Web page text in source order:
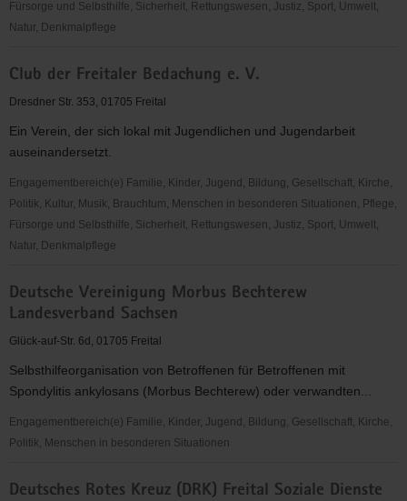
Fürsorge und Selbsthilfe, Sicherheit, Rettungswesen, Justiz, Sport, Umwelt,
Natur, Denkmalpflege
Förderverein
Plauenscher
e.
V.
Club der Freitaler Bedachung e. V.
Dresdner Str. 353, 01705 Freital
Ein Verein, der sich lokal mit Jugendlichen und Jugendarbeit
auseinandersetzt.
Engagementbereich(e) Familie, Kinder, Jugend, Bildung, Gesellschaft, Kirche,
Politik, Kultur, Musik, Brauchtum, Menschen in besonderen Situationen, Pflege,
Fürsorge und Selbsthilfe, Sicherheit, Rettungswesen, Justiz, Sport, Umwelt,
Natur, Denkmalpflege
der
Freitaler
Bedachung
V.
Deutsche Vereinigung Morbus Bechterew
Landesverband Sachsen
Glück-auf-Str. 6d, 01705 Freital
Selbsthilfeorganisation von Betroffenen für Betroffenen mit
Spondylitis ankylosans (Morbus Bechterew) oder verwandten...
Engagementbereich(e) Familie, Kinder, Jugend, Bildung, Gesellschaft, Kirche,
Politik, Menschen in besonderen Situationen
Vereinigung
Deutsches Rotes Kreuz (DRK) Freital Soziale Dienste